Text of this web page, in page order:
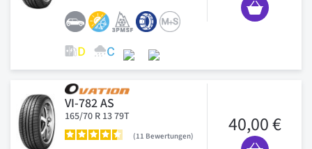
VI-782 AS
165/70 R 13 79T
11 Bewertungen 40,00 €